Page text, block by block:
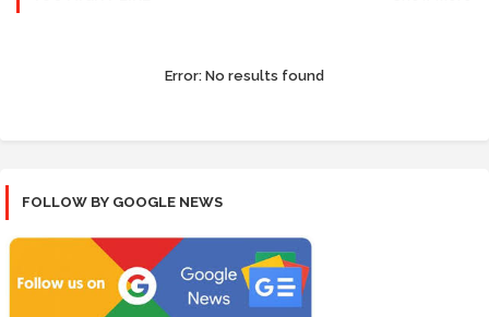
Error: No results found
FOLLOW BY GOOGLE NEWS